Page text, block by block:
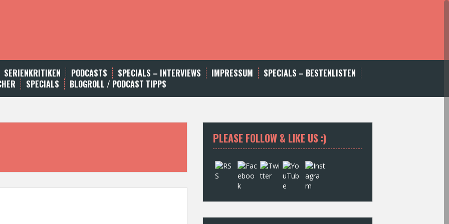
SERIENKRITIKEN PODCASTS SPECIALS – INTERVIEWS IMPRESSUM
SPECIALS – BESTENLISTEN
SPECIALS BLOGROLL / PODCAST TIPPS
PLEASE FOLLOW & LIKE US :)